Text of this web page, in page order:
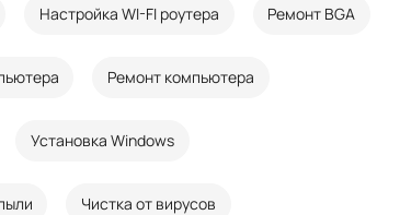
Настройка WI-FI роутера Ремонт BGA
Ремонт компьютера
Установка Windows
Чистка от вирусов